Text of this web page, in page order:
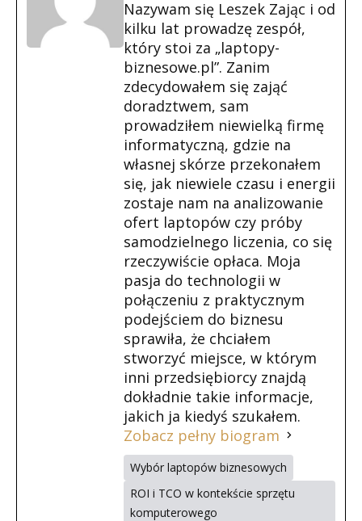
Nazywam się Leszek Zając i od
kilku lat prowadzę zespół,
który stoi za „laptopy-
biznesowe.pl”. Zanim
zdecydowałem się zająć
doradztwem, sam
prowadziłem niewielką firmę
informatyczną, gdzie na
własnej skórze przekonałem
się, jak niewiele czasu i energii
zostaje nam na analizowanie
ofert laptopów czy próby
samodzielnego liczenia, co się
rzeczywiście opłaca. Moja
pasja do technologii w
połączeniu z praktycznym
podejściem do biznesu
sprawiła, że chciałem
stworzyć miejsce, w którym
inni przedsiębiorcy znajdą
dokładnie takie informacje,
jakich ja kiedyś szukałem.
Zobacz pełny biogram
Wybór laptopów biznesowych
ROI i TCO w kontekście sprzętu
komputerowego